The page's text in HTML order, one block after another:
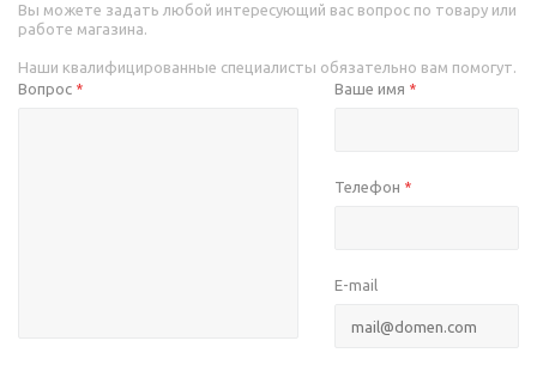
Вы можете задать любой интересующий вас вопрос по товару или
работе магазина.
Наши квалифицированные специалисты обязательно вам помогут.
Вопрос * Ваше имя *
Телефон *
E-mail